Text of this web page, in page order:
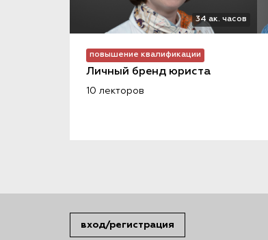
34 ак. часов
повышение квалификации
Личный бренд юриста
10 лекторов
вход/регистрация